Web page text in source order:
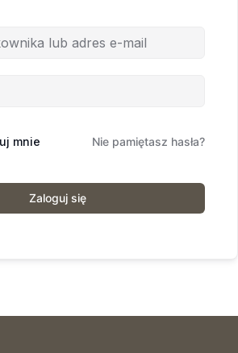
mnie Nie pamiętasz hasła?
Zaloguj się